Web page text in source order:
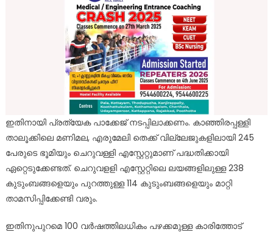
ഇതിനായി പ്രത്യേക പാക്കേജ് നടപ്പിലാക്കണം. കാഞ്ഞിരപ്പള്ളി
താലൂക്കിലെ മണിമല, എരുമേലി തെക്ക് വില്ലേജുകളിലായി 245
പേരുടെ ഭൂമിയും ചെറുവള്ളി എസ്റ്റേറ്റുമാണ് പദ്ധതിക്കായി
ഏറ്റെടുക്കേണ്ടത്. ചെറുവളളി എസ്റ്റേറ്റിലെ ലയങ്ങളിലുള്ള 238
കുടുംബങ്ങളെയും പുറത്തുള്ള 114 കുടുംബങ്ങളെയും മാറ്റി
താമസിപ്പിക്കേണ്ടി വരും.
ഇതിനുപുറമെ 100 വർഷത്തിലധികം പഴക്കമുള്ള കാരിത്തോട്